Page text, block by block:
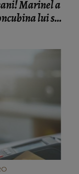
Marinel a
lui se